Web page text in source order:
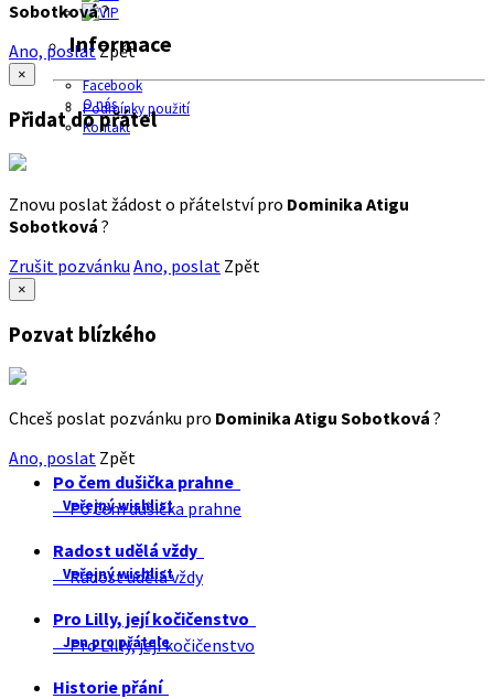
Informace
Facebook
O nás
Podmínky použití
Kontakt
Sobotková?
Ano, poslatZpět
×
Přidat do přátel
Znovu poslat žádost o přátelství pro Dominika Atigu
Sobotková ?
Zrušit pozvánku Ano, poslat Zpět
×
Pozvat blízkého
Chceš poslat pozvánku pro Dominika Atigu Sobotková ?
Ano, poslat Zpět
Po čem dušička prahne
Veřejný wishlist
Po čem dušička prahne
Radost udělá vždy
Veřejný wishlist
Radost udělá vždy
Pro Lilly, její kočičenstvo
Jen pro přátele
Pro Lilly, její kočičenstvo
Historie přání